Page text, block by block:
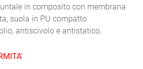
in composito con membrana
suola in PU compatto
antiscivolo e antistatico.